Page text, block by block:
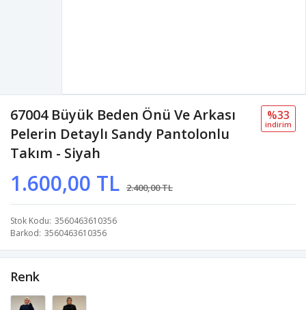
67004 Büyük Beden Önü Ve Arkası
Pelerin Detaylı Sandy Pantolonlu
Takım - Siyah
1.600,00 TL 2.400,00 TL
%33
i̇ndi̇ri̇m
Stok Kodu 3560463610356
Barkod 3560463610356
Renk